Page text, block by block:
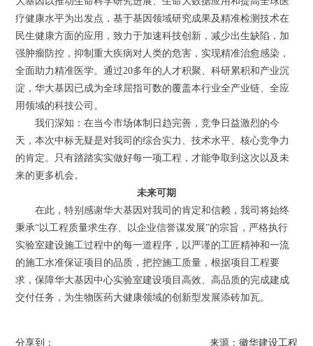
疗健康水平为出发点，基于基因领域研究成果及精准检测技术在
民生健康方面的应用，致力于加速科技创新，减少出生缺陷，加
强肿瘤防控，抑制重大疾病对人类的危害，实现精准治愈感染，
全面助力精准医学。通过20多年的人才积聚、科研累积和产业沉
淀，华大基因已成为全球屈指可数的覆盖本行业全产业链、全应
用领域的科技公司。
我们深知：在当今市场体制日趋完善，竞争日益激烈的今
天，本次中标无疑是对我司的综合实力、技术水平、核心竞争力
的肯定。只有踏踏实实做好每一项工程，才能争取到这次以及未
来的更多机会。
未来可期
在此，特别感谢华大基因对我司的肯定和信赖，我司将始终
秉承“以工程质量求生存、以企业信誉谋发展”的宗旨，严格执行
实验室建设施工过程中的每一道程序，以严谨的工匠精神和一流
的施工水准保证项目的品质，把控施工质量，根据项目工程要
求，保障华大基因中心实验室建设项目高效、高品质的完成建成
交付任务，为生物医药大健康领域的创新型发展添砖加瓦。
分享到： 来源：徽华建设工程